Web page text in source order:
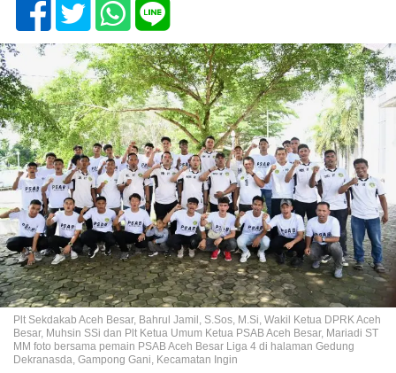
Plt Sekdakab Aceh Besar, Bahrul Jamil, S.Sos, M.Si, Wakil Ketua DPRK Aceh
Besar, Muhsin SSi dan Plt Ketua Umum Ketua PSAB Aceh Besar, Mariadi ST
MM foto bersama pemain PSAB Aceh Besar Liga 4 di halaman Gedung
Dekranasda, Gampong Gani, Kecamatan Ingin